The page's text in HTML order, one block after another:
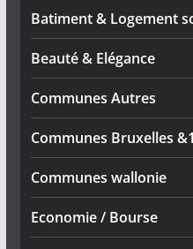
Batiment & Logement
Beauté & Elégance
Communes Autres
Communes Bruxelles
Communes wallonie
Economie / Bourse